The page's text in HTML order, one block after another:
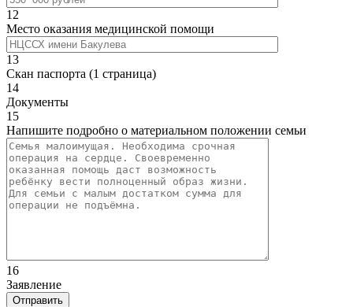
12
Место оказания медицинской помощи
13
Скан паспорта (1 страница)
14
Документы
15
Напишите подробно о материальном положении семьи
16
Заявление